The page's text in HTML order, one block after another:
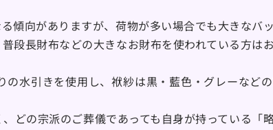
向がありますが、荷物が多い場合でも大きなバ
段長財布などの大きなお財布を使われている方は
水引きを使用し、袱紗は黒・藍色・グレーなど
どの宗派のご葬儀であっても自身が持っている「